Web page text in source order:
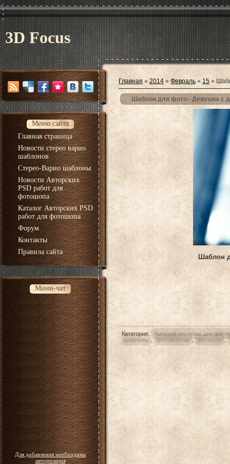
3D Focus
Меню сайта
Главная страница
Новости стерео варио
шаблонов
Стерео-Варио шаблоны
Новости Авторских
PSD работ для
фотошопа
Каталог Авторских PSD
работ для фотошопа
Форум
Контакты
Правила сайта
Мини-чат
Для добавления необходима
авторизация
Главная » 2014 » Февраль » 15 »
Шаблон для фото - Девушка с
Шаблон
Категория:
Женские костюмы для
шаблоны
, фотомонтаж , фотошоп ,